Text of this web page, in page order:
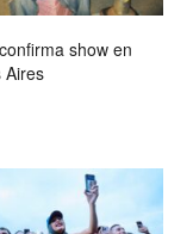
show en
Aires